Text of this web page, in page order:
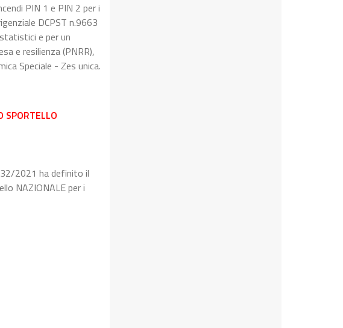
PIN 1 e PIN 2 per i
DCPST n.9663
e per un
e resilienza (PNRR),
Speciale - Zes unica.
SPORTELLO
2021 ha definito il
NAZIONALE per i